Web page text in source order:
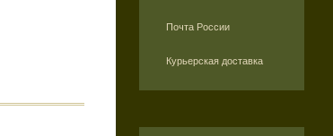
Почта России
Курьерская доставка